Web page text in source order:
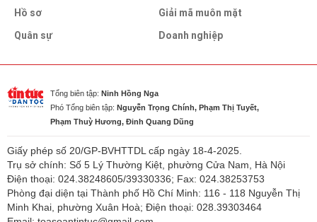
Hồ sơ
Quân sự
Giải mã muôn mặt
Doanh nghiệp
Tổng biên tập: Ninh Hồng Nga
Phó Tổng biên tập: Nguyễn Trọng Chính, Phạm Thị Tuyết,
Phạm Thuỳ Hương, Đinh Quang Dũng
Giấy phép số 20/GP-BVHTTDL cấp ngày 18-4-2025.
Trụ sở chính: Số 5 Lý Thường Kiệt, phường Cửa Nam, Hà Nội
Điện thoại: 024.38248605/39330336; Fax: 024.38253753
Phòng đại diện tại Thành phố Hồ Chí Minh: 116 - 118 Nguyễn Thị
Minh Khai, phường Xuân Hoà; Điện thoại: 028.39303464